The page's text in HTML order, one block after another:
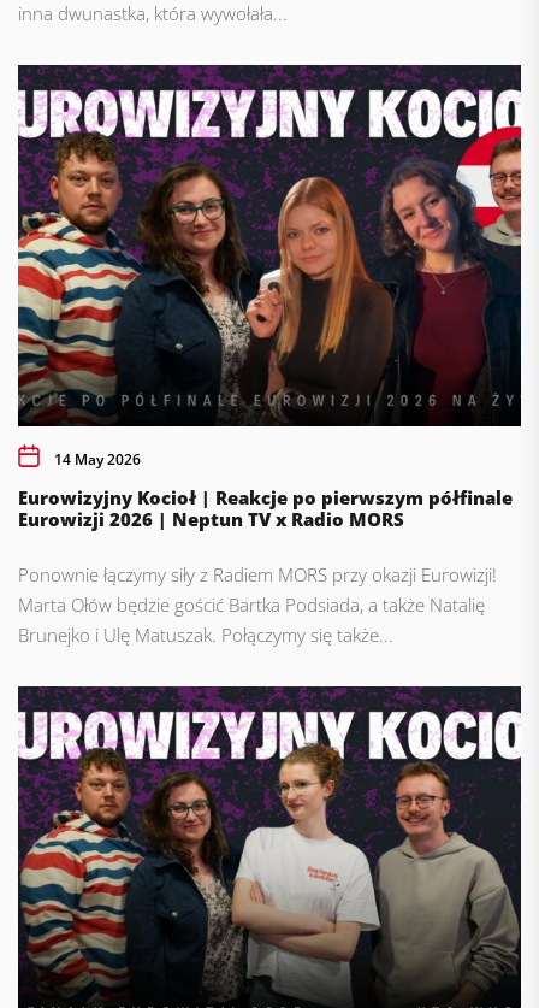
inna dwunastka, która wywołała...
14 May 2026
Eurowizyjny Kocioł | Reakcje po pierwszym półfinale
Eurowizji 2026 | Neptun TV x Radio MORS
Ponownie łączymy siły z Radiem MORS przy okazji Eurowizji!
Marta Ołów będzie gościć Bartka Podsiada, a także Natalię
Brunejko i Ulę Matuszak. Połączymy się także...